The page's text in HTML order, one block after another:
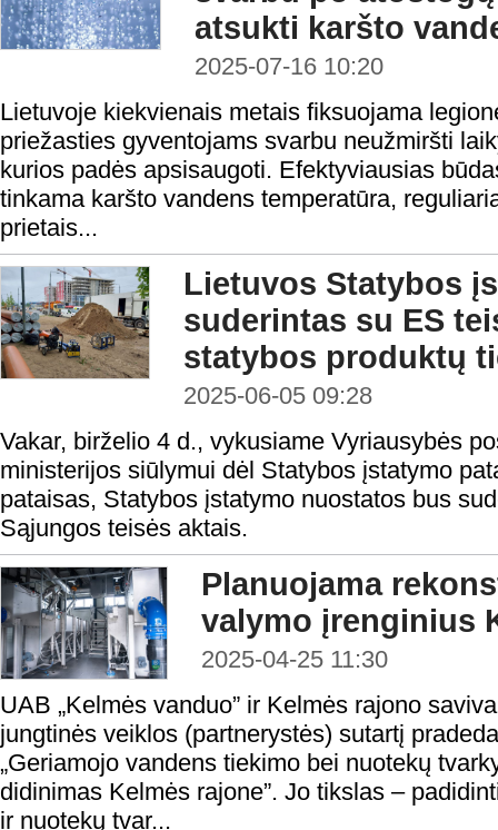
atsukti karšto
2025-07-16 10:20
Lietuvoje kiekvienais metais fiksuojama
priežasties gyventojams svarbu neužmiršti
kurios padės apsisaugoti. Efektyviausias
tinkama karšto vandens temperatūra,
prietais...
Lietuvos Statybos
suderintas su ES
statybos produktų
2025-06-05 09:28
Vakar, birželio 4 d., vykusiame Vyriausybės
ministerijos siūlymui dėl Statybos įstatymo
pataisas, Statybos įstatymo nuostatos bus
Sąjungos teisės aktais.
Planuojama
valymo įrenginius
2025-04-25 11:30
UAB „Kelmės vanduo” ir Kelmės rajono
jungtinės veiklos (partnerystės) sutartį
„Geriamojo vandens tiekimo bei nuotekų
didinimas Kelmės rajone”. Jo tikslas –
ir nuotekų tvar...